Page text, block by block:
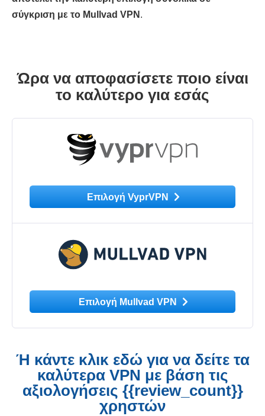
σύγκριση με το Mullvad VPN .
Ώρα να αποφασίσετε ποιο είναι
το καλύτερο για εσάς
Επιλογή VyprVPN
Επιλογή Mullvad VPN
Ή κάντε κλικ εδώ για να δείτε τα
καλύτερα VPN με βάση τις
αξιολογήσεις {{review_count}}
χρηστών